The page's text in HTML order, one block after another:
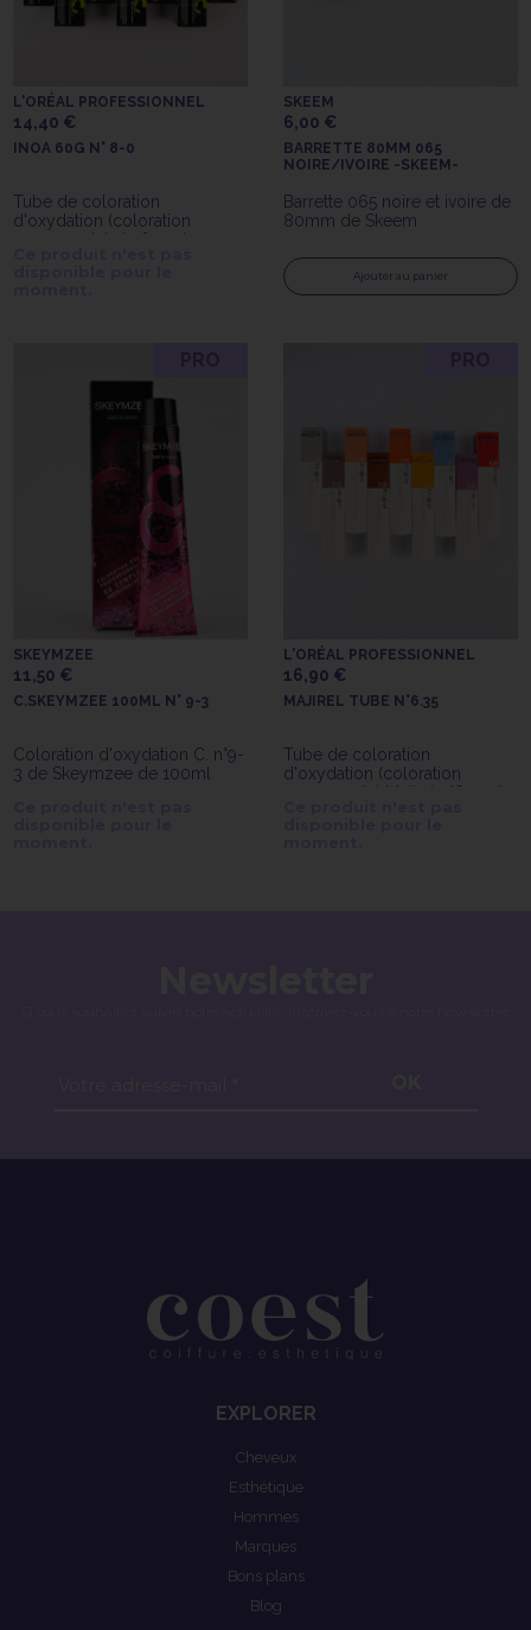
L'ORÉAL PROFESSIONNEL
14,40 €
INOA 60G N° 8-0
Tube de coloration
d'oxydation (coloration
permanente) de 60gr Inoa
SKEEM
6,00 €
BARRETTE 80MM 065
NOIRE/IVOIRE -SKEEM-
Barrette 065 noire et ivoire de
80mm de Skeem
Ajouter au panier
SKEYMZEE
11,50 €
C.SKEYMZEE 100ML N° 9-3
Coloration d'oxydation C. n°9-
3 de Skeymzee de 100ml
L'ORÉAL PROFESSIONNEL
16,90 €
MAJIREL TUBE N°6.35
Tube de coloration
d'oxydation (coloration
permanente) Majirel n°6.35 de
EXPLORER
Cheveux
Esthétique
Hommes
Marques
Bons plans
Blog